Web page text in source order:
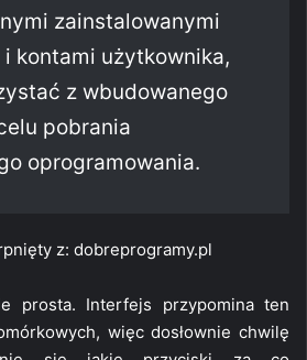
zainstalowanymi
kontami użytkownika,
z wbudowanego
pobrania
oprogramowania.
z: dobreprogramy.pl
prosta. Interfejs przypomina ten
więc dosłownie chwilę